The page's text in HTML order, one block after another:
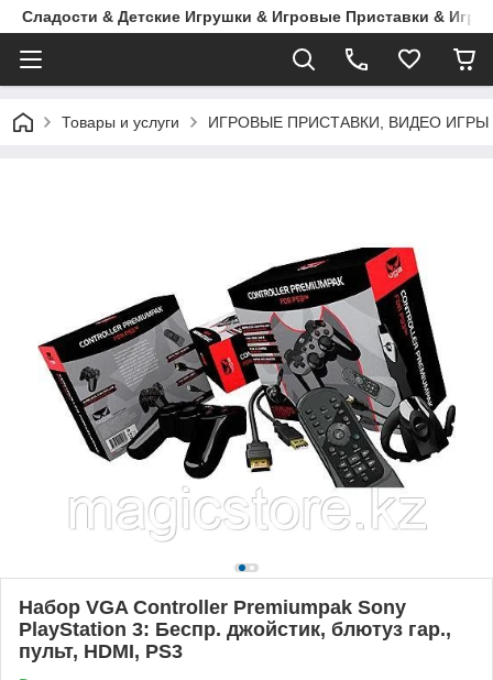
Сладости & Детские Игрушки & Игровые Приставки & Игры
Товары и услуги ИГРОВЫЕ ПРИСТАВКИ, ВИДЕО
Набор VGA Controller Premiumpak Sony
PlayStation 3: Беспр. джойстик, блютуз гар.,
пульт, HDMI, PS3